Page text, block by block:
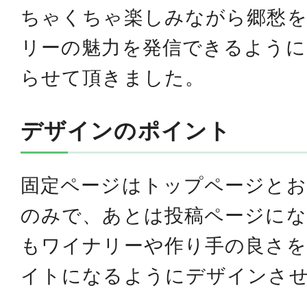
ちゃくちゃ楽しみながら郷愁
リーの魅力を発信できるよう
らせて頂きました。
デザインのポイント
固定ページはトップページと
のみで、あとは投稿ページに
もワイナリーや作り手の良さ
イトになるようにデザインさ